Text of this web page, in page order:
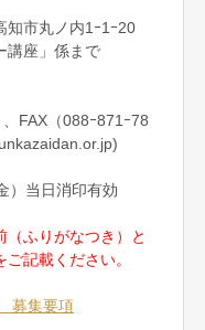
市丸ノ内1ｰ1ｰ20
講座」係まで
（088ｰ871ｰ78
）当日消印有効
（ふりがなつき）と
記載ください。
募集要項